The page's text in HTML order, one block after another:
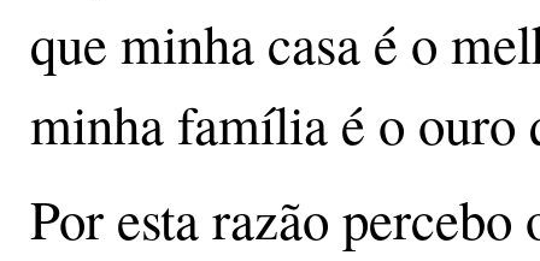
que minha casa é o
minha família é o
Por esta razão